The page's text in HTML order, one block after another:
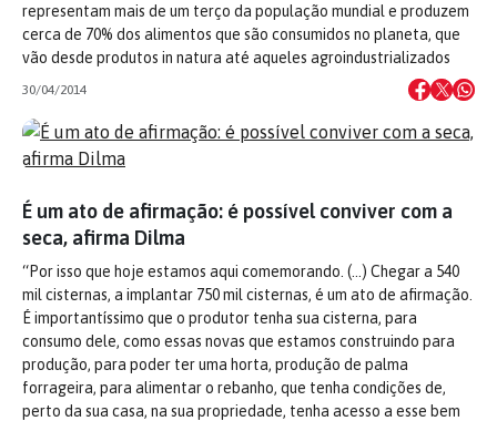
representam mais de um terço da população mundial e produzem
cerca de 70% dos alimentos que são consumidos no planeta, que
vão desde produtos in natura até aqueles agroindustrializados
30/04/2014
É um ato de afirmação: é possível conviver com a
seca, afirma Dilma
“Por isso que hoje estamos aqui comemorando. (…) Chegar a 540
mil cisternas, a implantar 750 mil cisternas, é um ato de afirmação.
É importantíssimo que o produtor tenha sua cisterna, para
consumo dele, como essas novas que estamos construindo para
produção, para poder ter uma horta, produção de palma
forrageira, para alimentar o rebanho, que tenha condições de,
perto da sua casa, na sua propriedade, tenha acesso a esse bem